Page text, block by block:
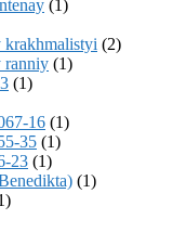
(1)
krakhmalistyi (2)
ranniy (1)
(1)
16 (1)
35 (1)
23 (1)
(1)